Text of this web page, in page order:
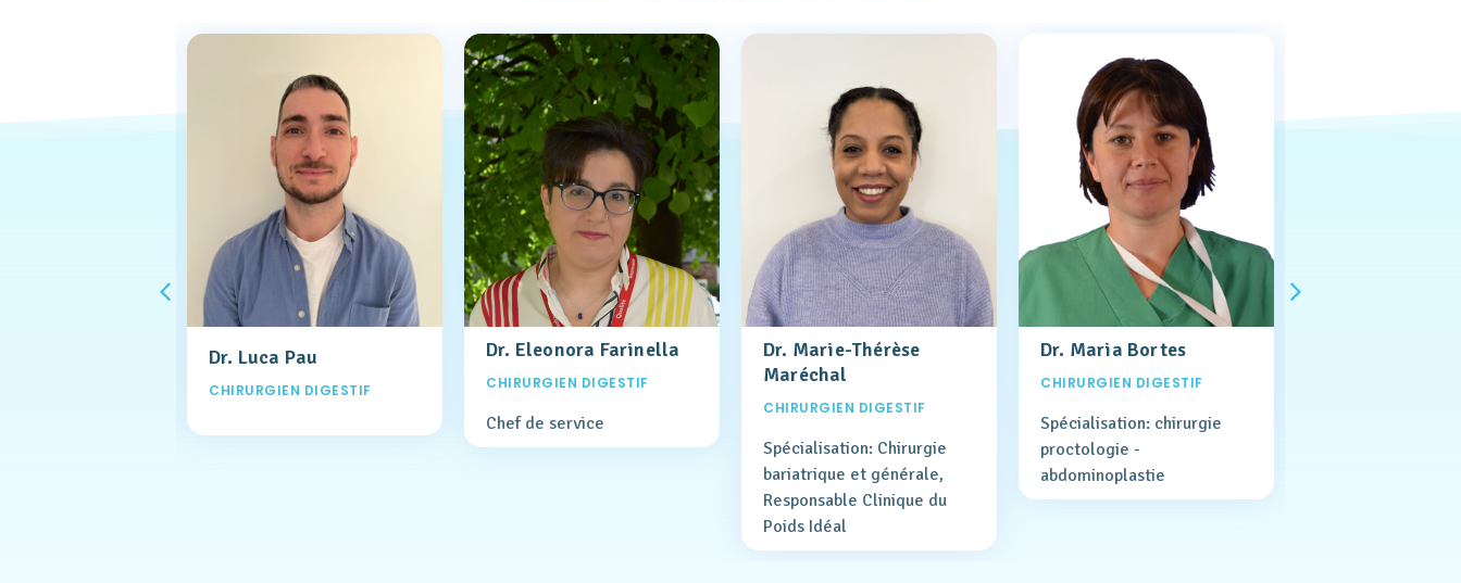
Dr. Luca Pau
CHIRURGIEN DIGESTIF
Dr. Eleonora Farinella
CHIRURGIEN DIGESTIF
Chef de service
Dr. Marie-Thérèse
Maréchal
CHIRURGIEN DIGESTIF
Spécialisation: Chirurgie
bariatrique et générale,
Responsable Clinique du
Poids Idéal
Dr. Maria Bortes
CHIRURGIEN DIGESTIF
Spécialisation: chirurgie
proctologie -
abdominoplastie